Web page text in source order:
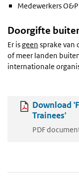
Medewerkers
Doorgifte
Er isgeen sprake van
of meer landen
internationale
Download
Trainees'
PDF